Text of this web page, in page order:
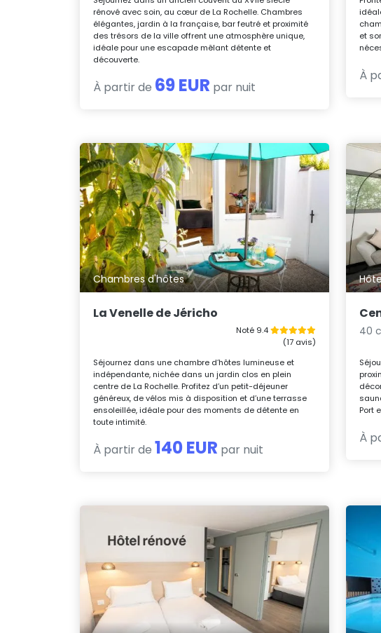
rénové avec soin, au cœur de La Rochelle. Chambres
élégantes, jardin à la française, bar feutré et proximité
des trésors de la ville offrent une atmosphère unique,
idéale pour une escapade mêlant détente et
découverte.
À partir de 69 EUR par nuit
et
À
Chambres d'hôtes
La Venelle de Jéricho
Noté 9.4
(17 avis)
Séjournez dans une chambre d’hôtes lumineuse et
indépendante, nichée dans un jardin clos en plein
centre de La Rochelle. Profitez d’un petit-déjeuner
généreux, de vélos mis à disposition et d’une terrasse
ensoleillée, idéale pour des moments de détente en
toute intimité.
À partir de140 EUR par nuit
40
Port
À